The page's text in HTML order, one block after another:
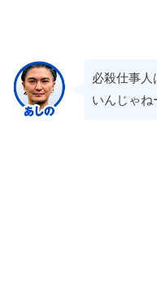
必殺仕事人
いんじゃね